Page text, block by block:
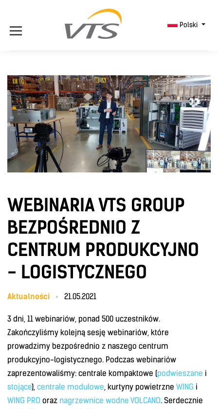
Polski
WEBINARIA VTS GROUP
BEZPOŚREDNIO Z
CENTRUM PRODUKCYJNO
- LOGISTYCZNEGO
Aktualności 21.05.2021
3 dni, 11 webinariów, ponad 500 uczestników.
Zakończyliśmy kolejną sesję webinariów, które
prowadzimy bezpośrednio z naszego centrum
produkcyjno-logistycznego. Podczas webinariów
zaprezentowaliśmy: centrale kompaktowe (podwieszane i
stojące), centrale modułowe, kurtyny powietrzne WING i
WING PRO oraz nagrzewnice wodne VOLCANO. Serdecznie